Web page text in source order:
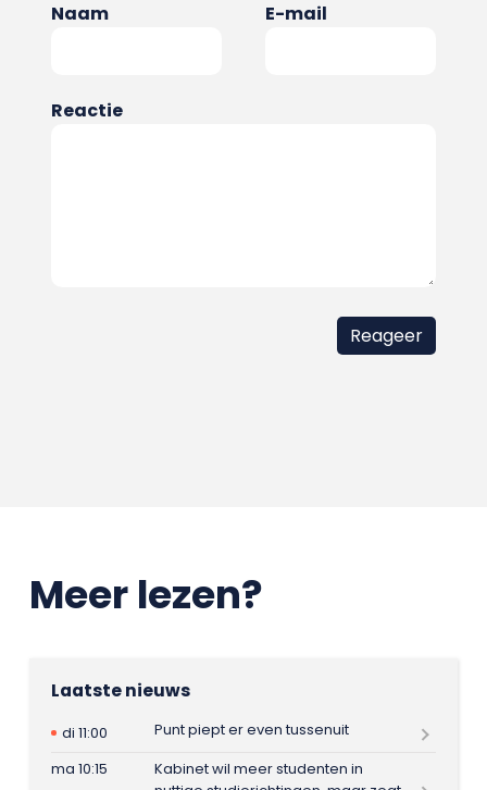
Naam E-mail
Reactie
Meer lezen?
Laatste nieuws
di 11:00
Punt piept er even tussenuit
ma 10:15
Kabinet wil meer studenten in